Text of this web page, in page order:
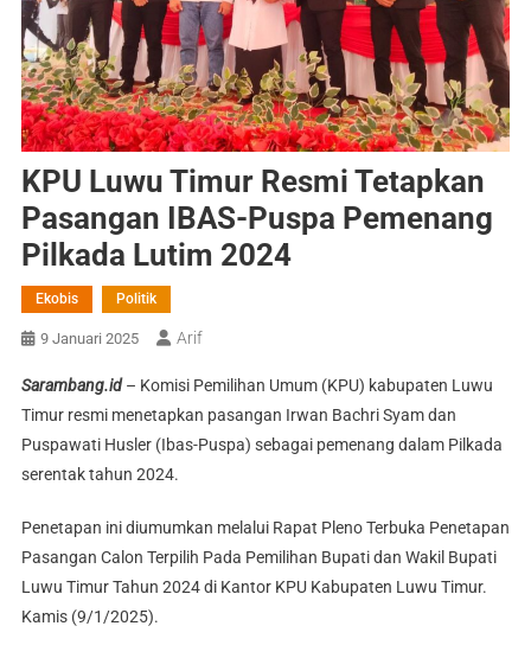
KPU Luwu Timur Resmi Tetapkan
Pasangan IBAS-Puspa Pemenang
Pilkada Lutim 2024
Ekobis Politik
9 Januari 2025 Arif
Sarambang.id– Komisi Pemilihan Umum (KPU) kabupaten Luwu
Timur resmi menetapkan pasangan Irwan Bachri Syam dan
Puspawati Husler (Ibas-Puspa) sebagai pemenang dalam Pilkada
serentak tahun 2024.
Penetapan ini diumumkan melalui Rapat Pleno Terbuka Penetapan
Pasangan Calon Terpilih Pada Pemilihan Bupati dan Wakil Bupati
Luwu Timur Tahun 2024 di Kantor KPU Kabupaten Luwu Timur.
Kamis (9/1/2025).